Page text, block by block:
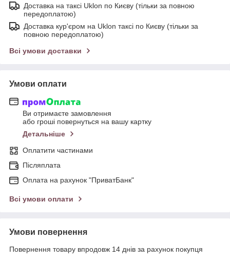
Доставка на таксі Uklon по Києву (тільки за повною
передоплатою)
Доставка кур'єром на Uklon таксі по Києву (тільки за
повною передоплатою)
Всі умови доставки
Умови оплати
Ви отримаєте замовлення
або гроші повернуться на вашу картку
Детальніше
Оплатити частинами
Післяплата
Оплата на рахунок "ПриватБанк"
Всі умови оплати
Умови повернення
Повернення товару впродовж 14 днів за рахунок покупця